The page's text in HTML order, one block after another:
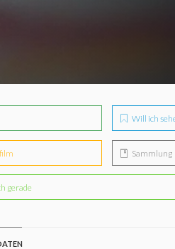
Will ich
Sammlung
gerade